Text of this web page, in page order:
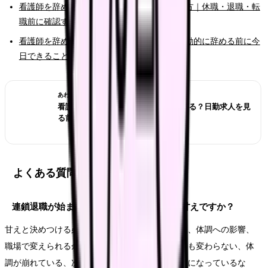
看護師を辞めたいけどお金が不安な時の考え方｜休職・退職・転
職前に確認すること
看護師を辞めたいと強く思った時の初動｜衝動的に辞める前に今
日できること
あわせて読みたい
看護師が夜勤なしにすると給料は下がる？日勤求人を見
る前の収入チェック
よくある質問
連鎖退職が始まった職場に残るべきかのは甘えですか？
甘えと決めつける必要はありません。悩みの原因、体調への影響、
職場で変えられる余地を分けて見ます。相談しても変わらない、体
調が崩れている、次の職場で避けたい条件が明確になっているな